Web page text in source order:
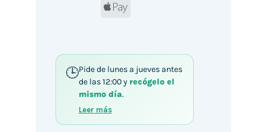
Apple
Pide de lunes a jueves antes
de las 12:00 y recógelo el
mismo día.
Leer más